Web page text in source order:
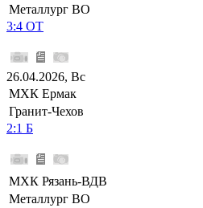
Металлург ВО
3:4 ОТ
26.04.2026, Вс
МХК Ермак
Гранит-Чехов
2:1 Б
МХК Рязань-ВДВ
Металлург ВО